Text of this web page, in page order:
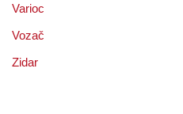
Varioc
Vozač
Zidar